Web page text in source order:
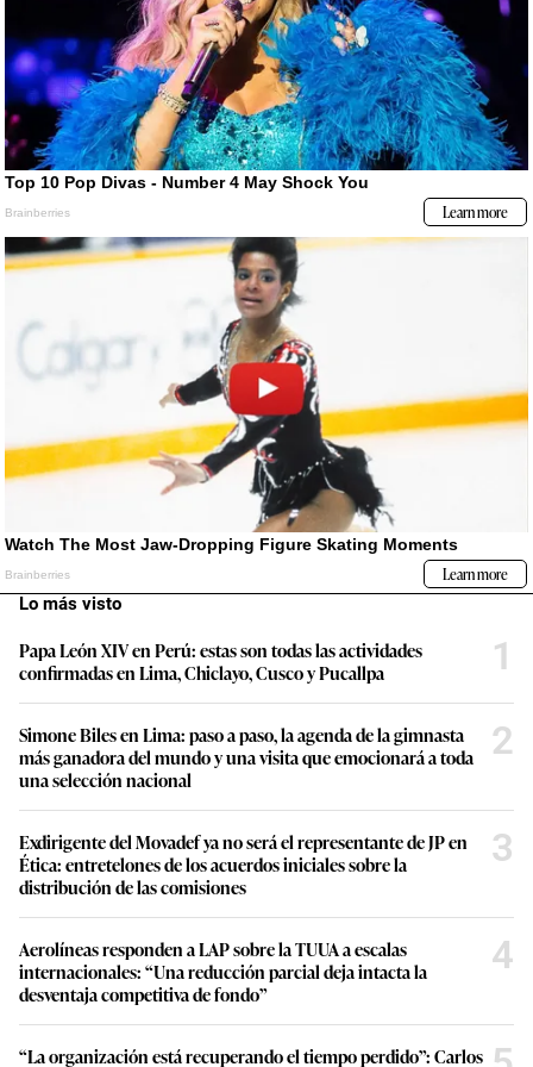
Lo más visto
Papa León XIV en Perú: estas son todas las actividades
confirmadas en Lima, Chiclayo, Cusco y Pucallpa
1
Simone Biles en Lima: paso a paso, la agenda de la gimnasta
más ganadora del mundo y una visita que emocionará a toda
una selección nacional
2
Exdirigente del Movadef ya no será el representante de JP en
Ética: entretelones de los acuerdos iniciales sobre la
distribución de las comisiones
3
Aerolíneas responden a LAP sobre la TUUA a escalas
internacionales: “Una reducción parcial deja intacta la
desventaja competitiva de fondo”
4
“La organización está recuperando el tiempo perdido”: Carlos